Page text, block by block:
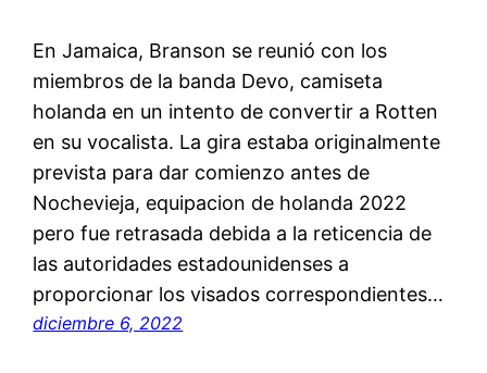
En Jamaica, Branson se reunió con los
miembros de la banda Devo, camiseta
holanda en un intento de convertir a Rotten
en su vocalista. La gira estaba originalmente
prevista para dar comienzo antes de
Nochevieja, equipacion de holanda 2022
pero fue retrasada debida a la reticencia de
las autoridades estadounidenses a
proporcionar los visados correspondientes…
diciembre 6, 2022